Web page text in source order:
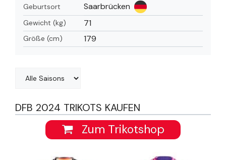
Geburtsort
Saarbrücken
Gewicht (kg) 71
Größe (cm) 179
DFB 2024 TRIKOTS KAUFEN
Zum Trikotshop